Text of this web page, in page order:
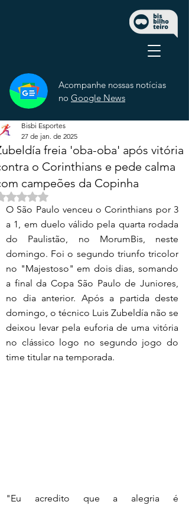
Acompanhe nossas notícias
no Google News
freia 'oba-oba' após vitória
o Corinthians e pede calma
campeões da Copinha
Bisbi Esportes
27 de jan. de 2025
Avaliado com NaN de 5 estrelas.
O São Paulo venceu o Corinthians por 3
a 1, em duelo válido pela quarta rodada
do Paulistão, no MorumBis, neste
domingo. Foi o segundo triunfo tricolor
no "Majestoso" em dois dias, somando
a final da Copa São Paulo de Juniores,
no dia anterior. Após a partida deste
domingo, o técnico Luis Zubeldía não se
deixou levar pela euforia de uma vitória
no clássico logo no segundo jogo do
time titular na temporada.
"Eu acredito que a alegria é